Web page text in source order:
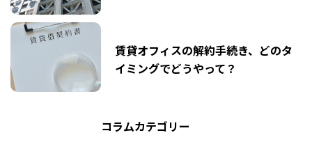
賃貸オフィスの解約手続き、どのタ
イミングでどうやって？
コラムカテゴリー